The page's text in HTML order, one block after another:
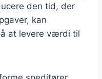
den tid, der
kan
at levere værdi til